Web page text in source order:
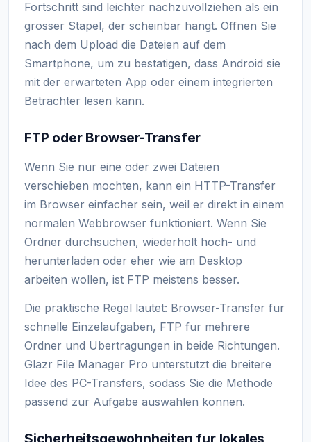
Fortschritt sind leichter nachzuvollziehen als ein
grosser Stapel, der scheinbar hangt. Offnen Sie
nach dem Upload die Dateien auf dem
Smartphone, um zu bestatigen, dass Android sie
mit der erwarteten App oder einem integrierten
Betrachter lesen kann.
FTP oder Browser-Transfer
Wenn Sie nur eine oder zwei Dateien
verschieben mochten, kann ein HTTP-Transfer
im Browser einfacher sein, weil er direkt in einem
normalen Webbrowser funktioniert. Wenn Sie
Ordner durchsuchen, wiederholt hoch- und
herunterladen oder eher wie am Desktop
arbeiten wollen, ist FTP meistens besser.
Die praktische Regel lautet: Browser-Transfer fur
schnelle Einzelaufgaben, FTP fur mehrere
Ordner und Ubertragungen in beide Richtungen.
Glazr File Manager Pro unterstutzt die breitere
Idee des PC-Transfers, sodass Sie die Methode
passend zur Aufgabe auswahlen konnen.
Sicherheitsgewohnheiten fur lokales